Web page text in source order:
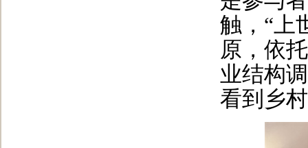
触，“上
原，依
业结构
看到乡